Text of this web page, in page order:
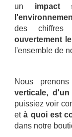
un impact
des chiffres
ouvertement
l'ensemble de
Nous
verticale,
puissiez voir
età quoi est
dans notre